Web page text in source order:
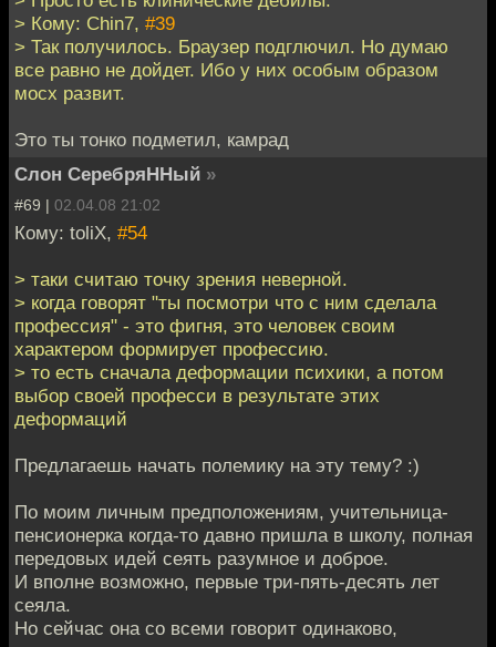
> Кому: Chin7, #39
> Так получилось. Браузер подглючил. Но думаю
все равно не дойдет. Ибо у них особым образом
мосх развит.
Это ты тонко подметил, камрад
Слон СеребряННый »
#69 | 02.04.08 21:02
Кому: toliX, #54
> таки считаю точку зрения неверной.
> когда говорят "ты посмотри что с ним сделала
профессия" - это фигня, это человек своим
характером формирует профессию.
> то есть сначала деформации психики, а потом
выбор своей професси в результате этих
деформаций
Предлагаешь начать полемику на эту тему? :)
По моим личным предположениям, учительница-
пенсионерка когда-то давно пришла в школу, полная
передовых идей сеять разумное и доброе.
И вполне возможно, первые три-пять-десять лет
сеяла.
Но сейчас она со всеми говорит одинаково,